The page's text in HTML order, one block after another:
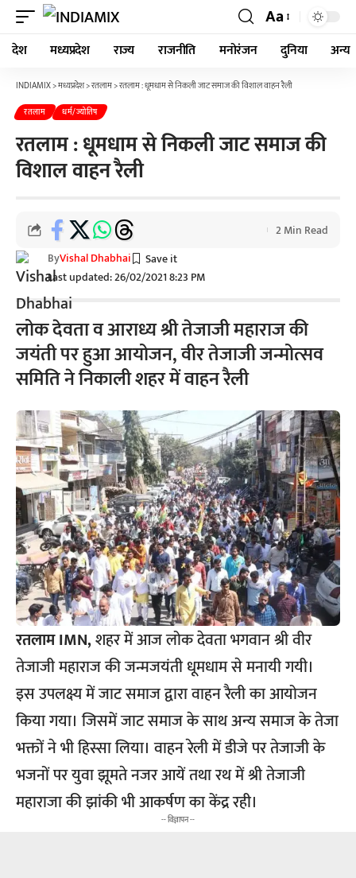
Aa
देश मध्यप्रदेश राज्य राजनीति मनोरंजन दुनिया अन्य
INDIAMIX>मध्यप्रदेश>रतलाम>रतलाम : धूमधाम से निकली जाट समाज की विशाल वाहन रैली
रतलाम धर्म/ज्योतिष
रतलाम : धूमधाम से निकली जाट समाज की
विशाल वाहन रैली
Last updated: 26/02/2021 8:23 PM
ByVishal Dhabhai
2 Min Read
लोक देवता व आराध्य श्री तेजाजी महाराज की
जयंती पर हुआ आयोजन, वीर तेजाजी जन्मोत्सव
समिति ने निकाली शहर में वाहन रैली
रतलाम IMN,शहर में आज लोक देवता भगवान श्री वीर
तेजाजी महाराज की जन्मजयंती धूमधाम से मनायी गयी।
इस उपलक्ष्य में जाट समाज द्वारा वाहन रैली का आयोजन
किया गया। जिसमें जाट समाज के साथ अन्य समाज के तेजा
भक्तों ने भी हिस्सा लिया। वाहन रेली में डीजे पर तेजाजी के
भजनों पर युवा झूमते नजर आयें तथा रथ में श्री तेजाजी
महाराजा की झांकी भी आकर्षण का केंद्र रही।
-- विज्ञापन --